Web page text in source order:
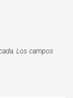
Los campos